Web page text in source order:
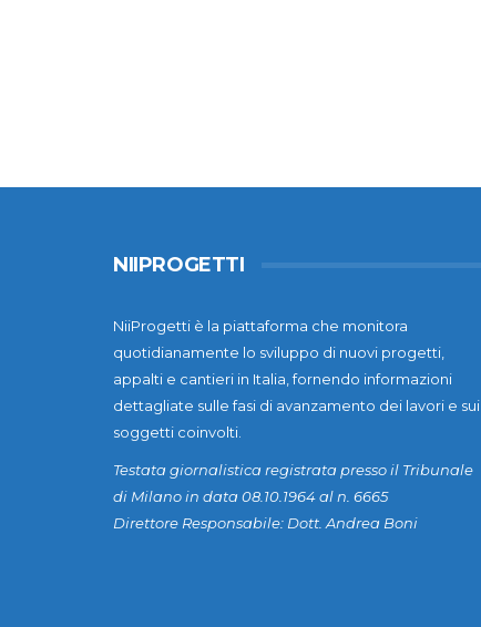
NIIPROGETTI
NiiProgetti è la piattaforma che monitora
quotidianamente lo sviluppo di nuovi progetti,
appalti e cantieri in Italia, fornendo informazioni
dettagliate sulle fasi di avanzamento dei lavori e sui
soggetti coinvolti.
Testata giornalistica registrata presso il Tribunale
di Milano in data 08.10.1964 al n. 6665
Direttore Responsabile: Dott. Andrea Boni